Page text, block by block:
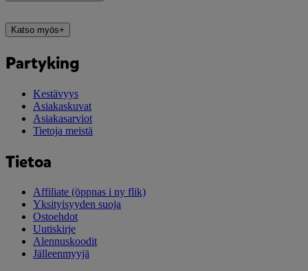
Katso myös+
Partyking
Kestävyys
Asiakaskuvat
Asiakasarviot
Tietoja meistä
Tietoa
Affiliate (öppnas i ny flik)
Yksityisyyden suoja
Ostoehdot
Uutiskirje
Alennuskoodit
Jälleenmyyjä